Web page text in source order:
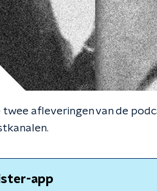
afleveringen van de
app